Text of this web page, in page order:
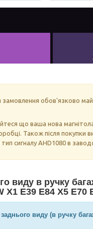
замовлення обов'язково
що ваша нова
Також після покупки
сигналу AHD1080 в
виду в ручку
X1 E39 E84 X5 E70
виду (в ручку